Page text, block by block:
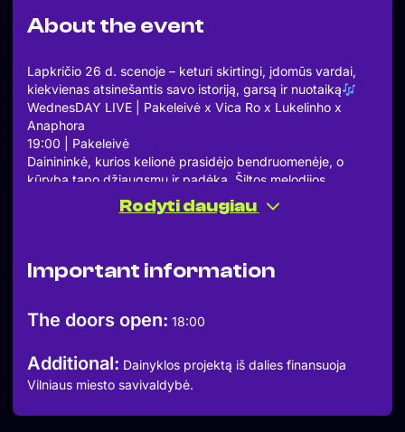
About the event
Lapkričio 26 d. scenoje – keturi skirtingi, įdomūs vardai,
kiekvienas atsinešantis savo istoriją, garsą ir nuotaiką
WednesDAY LIVE | Pakeleivė x Vica Ro x Lukelinho x
Anaphora
19:00 | Pakeleivė
Dainininkė, kurios kelionė prasidėjo bendruomenėje, o
kūryba tapo džiaugsmu ir padėka. Šiltos melodijos,
nuoširdūs tekstai ir akustinė ramybė, kuri nuramina net
triukšmingą trečiadienį.
iškeitusi ofiso kasdienybę į kūrybą. Jos muzikoje –
Jaunas kūrėjas iš Vilniaus, akustinės muzikos autorius,
nuoširdumo. Scenoje jaukiai, natūraliai ir su gera doze
šypsenų.
Grupė, kurios muzikoje skamba melodinga estetika ir
Rodyti daugiau
Important information
The doors open: 18:00
Additional: Dainyklos projektą iš dalies finansuoja
Vilniaus miesto savivaldybė.